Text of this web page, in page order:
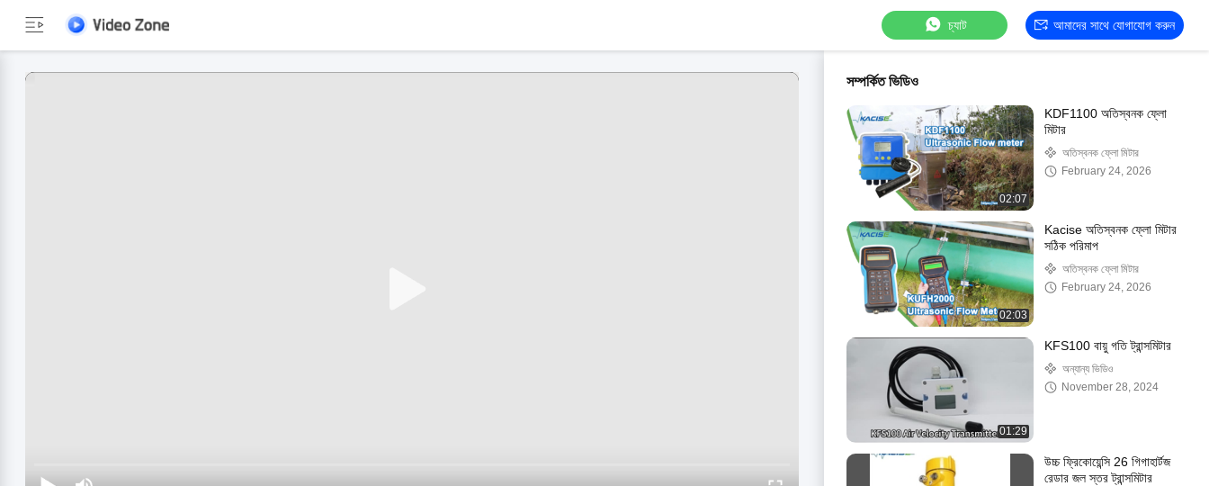
চ্যাট আমাদের সাথে যোগাযোগ করুন
সম্পর্কিত ভিডিও
02:07
KDF1100 অতিস্বনক ফ্লো
মিটার
অতিস্বনক ফ্লো মিটার
February 24, 2026
02:03
Kacise অতিস্বনক ফ্লো মিটার
সঠিক পরিমাপ
অতিস্বনক ফ্লো মিটার
February 24, 2026
01:29
KFS100 বায়ু গতি ট্রান্সমিটার
অন্যান্য ভিডিও
November 28, 2024
উচ্চ ফ্রিকোয়েন্সি 26 গিগাহার্টজ
রেডার জল স্তর ট্রান্সমিটার